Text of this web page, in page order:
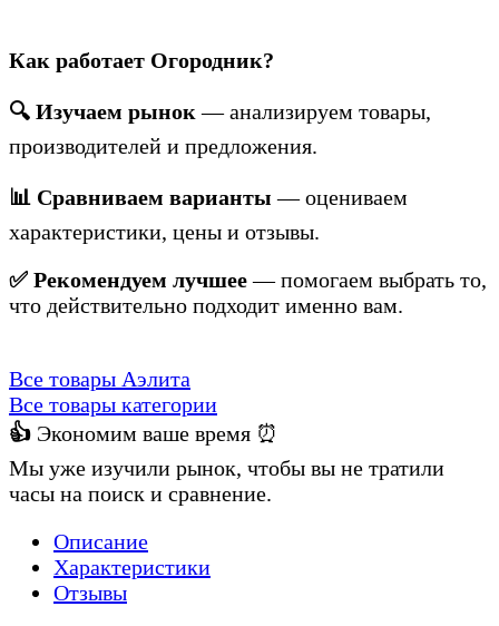
Как работает Огородник?
🔍 Изучаем рынок — анализируем товары,
производителей и предложения.
📊 Сравниваем варианты — оцениваем
характеристики, цены и отзывы.
✅ Рекомендуем лучшее— помогаем выбрать то,
что действительно подходит именно вам.
Все товары Аэлита
Все товары категории
👍 Экономим ваше время ⏰
Мы уже изучили рынок, чтобы вы не тратили
часы на поиск и сравнение.
Описание
Характеристики
Отзывы